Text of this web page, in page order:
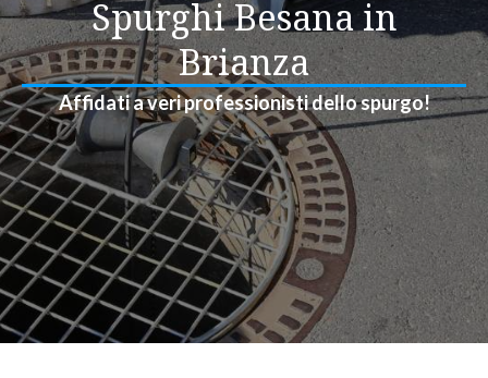
Spurghi Besana in
Brianza
Affidati a veri professionisti dello spurgo!